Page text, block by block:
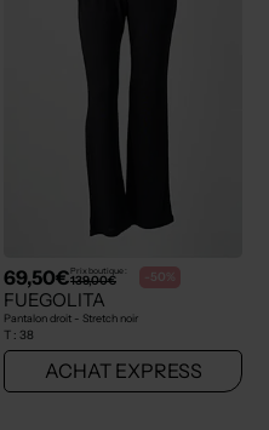
69,50€Prix boutique :
139,00€ -50%
FUEGOLITA
Pantalon droit - Stretch noir
T : 38
ACHAT EXPRESS